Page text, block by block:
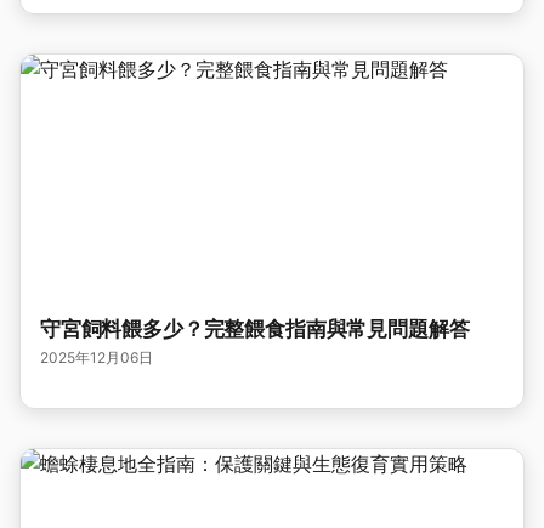
守宮飼料餵多少？完整餵食指南與常見問題解答
2025年12月06日